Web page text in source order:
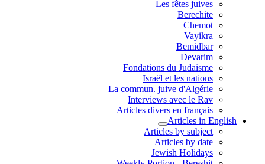
Les fêtes juives
Berechite
Chemot
Vayikra
Bemidbar
Devarim
Fondations du Judaisme
Israël et les nations
La commun. juive d'Algérie
Interviews avec le Rav
Articles divers en français
Articles in English
Articles by subject
Articles by date
Jewish Holidays